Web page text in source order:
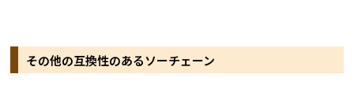
その他の互換性のあるソーチェーン